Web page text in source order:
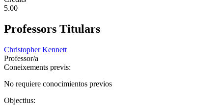
5.00
Professors Titulars
Christopher Kennett
Professor/a
Coneixements previs:
No requiere conocimientos previos
Objectius: